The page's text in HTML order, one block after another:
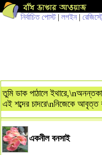
নির্বাচিত পোস্ট| লগইন |
তুমি ডাক পাঠালে
এই শব্দের চাদরে\nনিজেকে আবৃত্ত
একনীল বনসাই